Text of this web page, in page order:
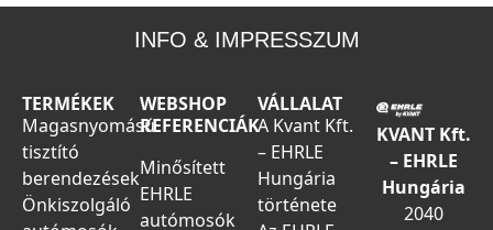
INFO & IMPRESSZUM
TERMÉKEK
Magasnyomású
tisztító
berendezések
Önkiszolgáló
WEBSHOP
REFERENCIÁK
Minősített
EHRLE
autómosók
VÁLLALAT
A Kvant Kft.
– EHRLE
Hungária
története
KVANT Kft.
– EHRLE
Hungária
2040